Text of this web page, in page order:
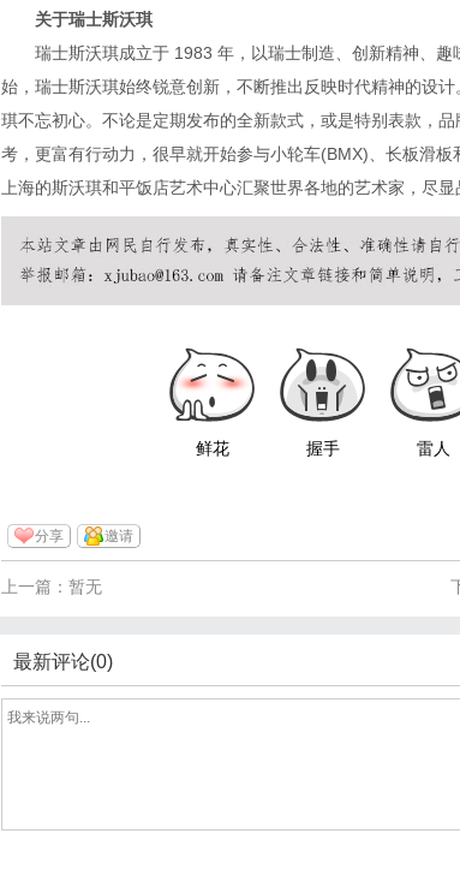
关于瑞士斯沃琪
瑞士斯沃琪成立于 1983 年，以瑞士制造、创新精神、趣
始，瑞士斯沃琪始终锐意创新，不断推出反映时代精神的设
琪不忘初心。不论是定期发布的全新款式，或是特别表款，
考，更富有行动力，很早就开始参与小轮车(BMX)、长板滑
上海的斯沃琪和平饭店艺术中心汇聚世界各地的艺术家，尽显
鲜花 握手 雷人
分享 邀请
上一篇：暂无
最新评论(0)